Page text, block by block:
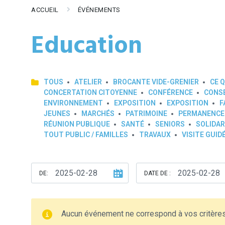
ACCUEIL ÉVÉNEMENTS
Education
TOUS ATELIER BROCANTE VIDE-GRENIER CE
CONCERTATION CITOYENNE
CONFÉRENCE
ENVIRONNEMENT
EXPOSITION EXPOSITION
JEUNES
MARCHÉS PATRIMOINE
RÉUNION PUBLIQUE
SANTÉ SENIORS
TOUT PUBLIC / FAMILLES
TRAVAUX VISITE
DE: DATE DE :
Aucun événement ne correspond à vos